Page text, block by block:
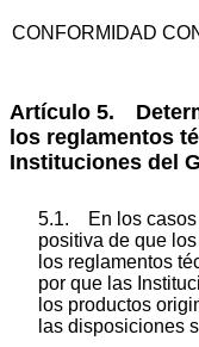
CONFORMIDAD
Artículo 5.
los reglamentos
Instituciones del
5.1. En los casos
positiva de que
los reglamentos
por que las
los productos
las disposiciones